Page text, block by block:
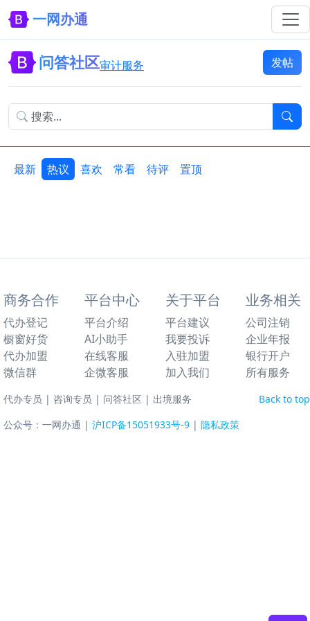
一网办通
问答社区审计服务 发帖
最新 热议 喜欢 常看 待评 置顶
商务合作
代办登记
橱窗好货
代办加盟
微信群
平台中心
平台介绍
AI小助手
在线客服
企微客服
关于平台
平台建议
我要投诉
入驻加盟
加入我们
业务相关
公司注销
企业年报
银行开户
所有服务
Back to top
代办专员 | 咨询专员 | 问答社区 | 出境服务
公众号：一网办通 | 沪ICP备15051933号-9 | 隐私政策